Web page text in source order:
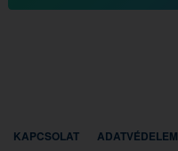
KAPCSOLAT ADATVÉDELEM